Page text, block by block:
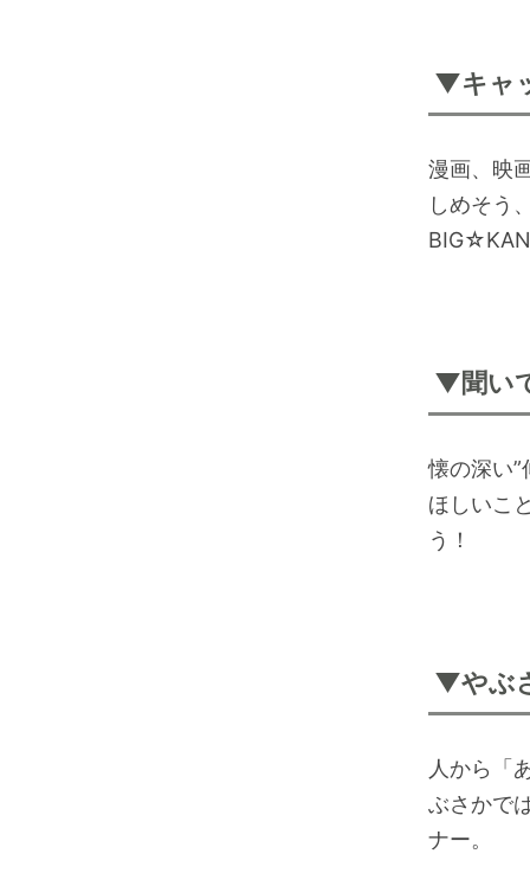
▼キャ
漫画、映
しめそう
▼聞い
懐の深い
ほしいこ
う！
▼やぶ
人から「
ぶさかで
ナー。